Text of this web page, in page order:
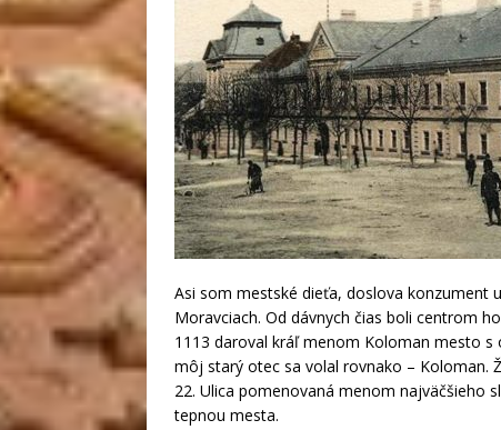
Asi som mestské dieťa, doslova konzument
Moravciach. Od dávnych čias boli centrom
1113 daroval kráľ menom Koloman mesto
môj starý otec sa volal rovnako – Koloman.
22. Ulica pomenovaná menom najväčšieho
tepnou mesta.